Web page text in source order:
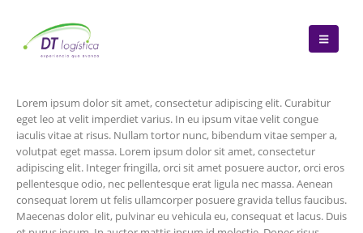
Lorem ipsum dolor sit amet, consectetur adipiscing elit. Curabitur
eget leo at velit imperdiet varius. In eu ipsum vitae velit congue
iaculis vitae at risus. Nullam tortor nunc, bibendum vitae semper a,
volutpat eget massa. Lorem ipsum dolor sit amet, consectetur
adipiscing elit. Integer fringilla, orci sit amet posuere auctor, orci eros
pellentesque odio, nec pellentesque erat ligula nec massa. Aenean
consequat lorem ut felis ullamcorper posuere gravida tellus faucibus.
Maecenas dolor elit, pulvinar eu vehicula eu, consequat et lacus. Duis